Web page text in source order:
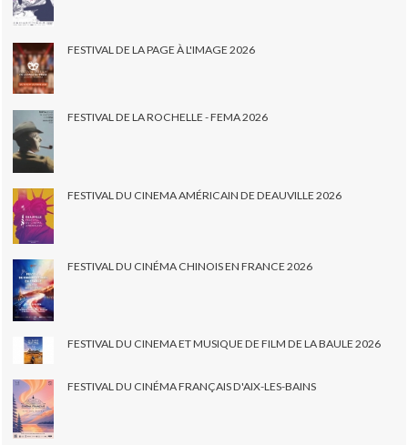
FESTIVAL DE LA PAGE À L'IMAGE 2026
FESTIVAL DE LA ROCHELLE - FEMA 2026
FESTIVAL DU CINEMA AMÉRICAIN DE DEAUVILLE 2026
FESTIVAL DU CINÉMA CHINOIS EN FRANCE 2026
FESTIVAL DU CINEMA ET MUSIQUE DE FILM DE LA BAULE 2026
FESTIVAL DU CINÉMA FRANÇAIS D'AIX-LES-BAINS